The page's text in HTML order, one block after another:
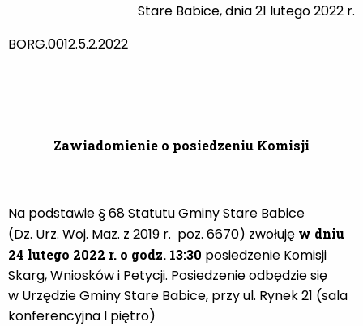
Stare Babice, dnia 21 lutego 2022 r.
BORG.0012.5.2.2022
Zawiadomienie o posiedzeniu Komisji
Na podstawie § 68 Statutu Gminy Stare Babice
(Dz. Urz. Woj. Maz. z 2019 r. poz. 6670) zwołuję w dniu
24 lutego 2022 r. o godz. 13:30 posiedzenie Komisji
Skarg, Wnioskówi Petycji. Posiedzenie odbędzie się
w Urzędzie Gminy Stare Babice, przy ul. Rynek 21 (sala
konferencyjna I piętro)